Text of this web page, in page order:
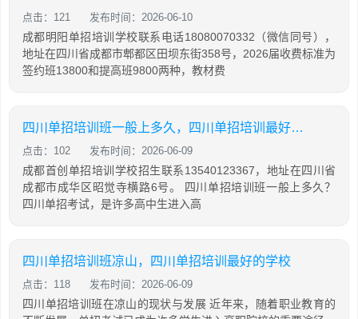
点击：121 发布时间：2026-06-10
成都明阳单招培训学校联系电话18080070332（微信同号），
地址在四川省成都市郫都区田坝东街358号，2026届收费标准为
签约班13800和提高班9800两种，教材费
四川单招培训班一般上多久，四川单招培训最好的学校
点击：102 发布时间：2026-06-09
成都首创单招培训学校招生联系13540123367，地址在四川省
成都市成华区昭觉寺横路6号。 四川单招培训班一般上多久？
四川单招考试，是许多高中生进入高
四川单招培训班凉山，四川单招培训最好的学校
点击：118 发布时间：2026-06-09
四川单招培训班在凉山的现状与发展 近年来，随着职业教育的